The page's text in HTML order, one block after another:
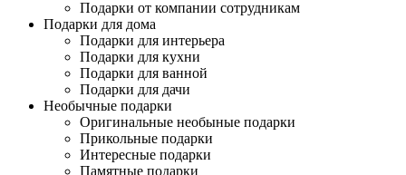
Подарки от компании сотрудникам
Подарки для дома
Подарки для интерьера
Подарки для кухни
Подарки для ванной
Подарки для дачи
Необычные подарки
Оригинальные необыные подарки
Прикольные подарки
Интересные подарки
Памятные подарки